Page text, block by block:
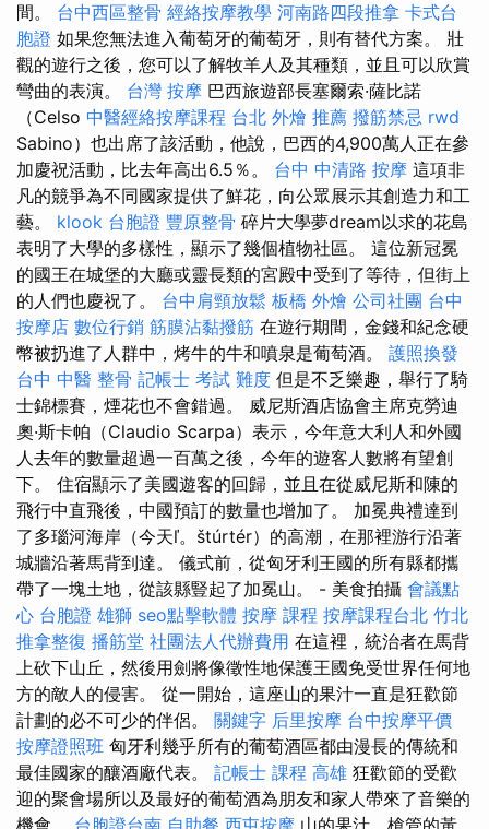
間。 台中西區整骨 經絡按摩教學 河南路四段推拿 卡式台
胞證 如果您無法進入葡萄牙的葡萄牙，則有替代方案。 壯
觀的遊行之後，您可以了解牧羊人及其種類，並且可以欣賞
彎曲的表演。 台灣 按摩 巴西旅遊部長塞爾索·薩比諾
（Celso 中醫經絡按摩課程 台北 外燴 推薦 撥筋禁忌 rwd
Sabino）也出席了該活動，他說，巴西的4,900萬人正在參
加慶祝活動，比去年高出6.5％。 台中 中清路 按摩 這項非
凡的競爭為不同國家提供了鮮花，向公眾展示其創造力和工
藝。 klook 台胞證 豐原整骨 碎片大學夢dream以求的花島
表明了大學的多樣性，顯示了幾個植物社區。 這位新冠冕
的國王在城堡的大廳或靈長類的宮殿中受到了等待，但街上
的人們也慶祝了。 台中肩頸放鬆 板橋 外燴 公司社團 台中
按摩店 數位行銷 筋膜沾黏撥筋 在遊行期間，金錢和紀念硬
幣被扔進了人群中，烤牛的牛和噴泉是葡萄酒。 護照換發
台中 中醫 整骨 記帳士 考試 難度 但是不乏樂趣，舉行了騎
士錦標賽，煙花也不會錯過。 威尼斯酒店協會主席克勞迪
奧·斯卡帕（Claudio Scarpa）表示，今年意大利人和外國
人去年的數量超過一百萬之後，今年的遊客人數將有望創
下。 住宿顯示了美國遊客的回歸，並且在從威尼斯和陳的
飛行中直飛後，中國預訂的數量也增加了。 加冕典禮達到
了多瑙河海岸（今天ľ。štúrtér）的高潮，在那裡游行沿著
城牆沿著馬背到達。 儀式前，從匈牙利王國的所有縣都攜
帶了一塊土地，從該縣豎起了加冕山。 - 美食拍攝 會議點
心 台胞證 雄獅 seo點擊軟體 按摩 課程 按摩課程台北 竹北
推拿整復 播筋堂 社團法人代辦費用 在這裡，統治者在馬背
上砍下山丘，然後用劍將像徵性地保護王國免受世界任何地
方的敵人的侵害。 從一開始，這座山的果汁一直是狂歡節
計劃的必不可少的伴侶。 關鍵字 后里按摩 台中按摩平價
按摩證照班 匈牙利幾乎所有的葡萄酒區都由漫長的傳統和
最佳國家的釀酒廠代表。 記帳士 課程 高雄 狂歡節的受歡
迎的聚會場所以及最好的葡萄酒為朋友和家人帶來了音樂的
機會。 台胞證台南 自助餐 西屯按摩 山的果汁，槍管的黃